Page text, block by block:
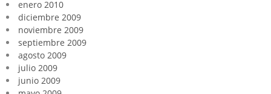
enero 2010
diciembre 2009
noviembre 2009
septiembre 2009
agosto 2009
julio 2009
junio 2009